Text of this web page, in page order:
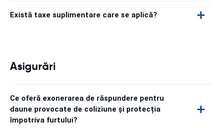
Există taxe suplimentare care se aplică?
Asigurări
Ce oferă exonerarea de răspundere pentru
daune provocate de coliziune și protecția
împotriva furtului?